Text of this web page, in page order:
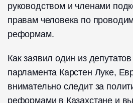
руководством и членами
правам человека по
реформам.
Как заявил один из
парламента Карстен Луке,
внимательно следит за
реформами в Казахстане и